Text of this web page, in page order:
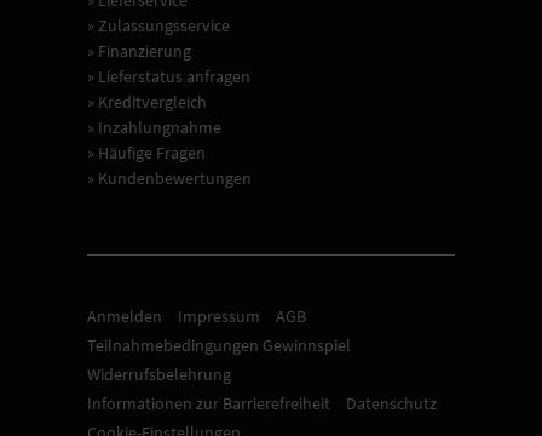
» Zulassungsservice
» Finanzierung
» Lieferstatus anfragen
» Kreditvergleich
» Inzahlungnahme
» Häufige Fragen
» Kundenbewertungen
Anmelden Impressum
AGB
Teilnahmebedingungen Gewinnspiel
Widerrufsbelehrung
Informationen zur Barrierefreiheit
Datenschutz